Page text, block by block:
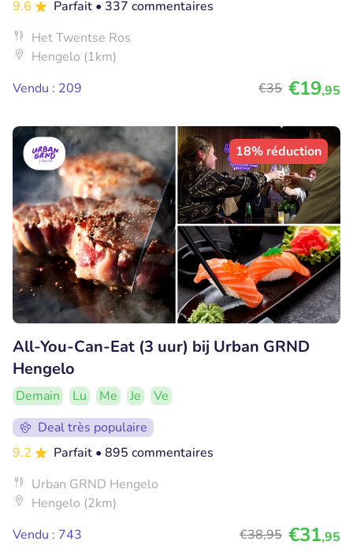
9.6
Parfait • 337 commentaires
Het Twentse Ros
Hengelo (1km)
Vendu : 209
€35 €19,95
18% réduction
All-You-Can-Eat (3 uur) bij Urban GRND
Hengelo
Demain Lu Me Je
Ve
Deal très populaire
9.2
Parfait • 895 commentaires
Urban GRND Hengelo
Hengelo (2km)
Vendu : 743
€38,95 €31,95